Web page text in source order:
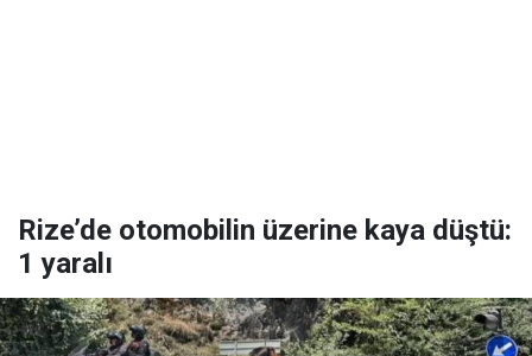
Rize’de otomobilin üzerine kaya düştü:
1 yaralı